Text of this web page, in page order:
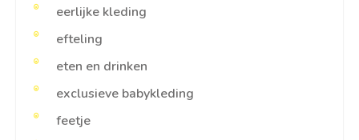
eerlijke kleding
efteling
eten en drinken
exclusieve babykleding
feetje